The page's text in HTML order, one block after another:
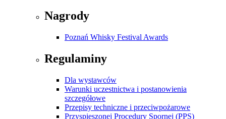
Nagrody
Poznań Whisky Festival Awards
Regulaminy
Dla wystawców
Warunki uczestnictwa i postanowienia
szczegółowe
Przepisy techniczne i przeciwpożarowe
Przyspieszonej Procedury Spornej (PPS)